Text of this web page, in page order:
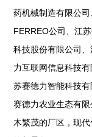
药机械制造有限公
FERREO公司、江
科技股份有限公司
力互联网信息科技
苏赛德力智能科技
赛德力农业生态有
木繁茂的厂区，现